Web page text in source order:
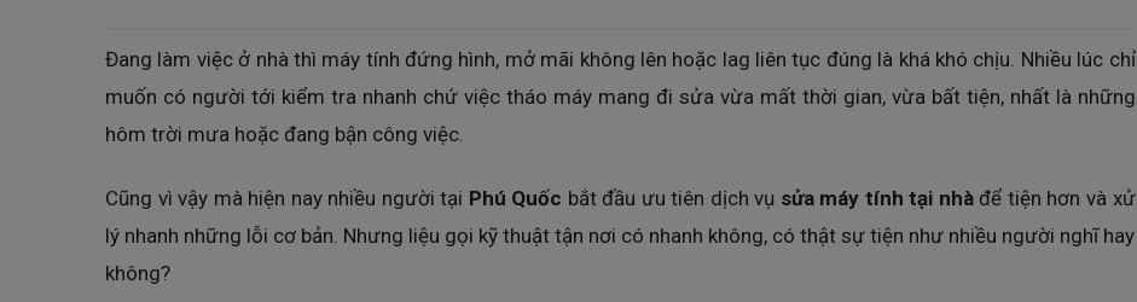
Đang làm việc ở nhà thì máy tính đứng hình, mở mãi không lên hoặc lag liên tục đúng là khá khó chịu. Nhiều lúc chỉ
muốn có người tới kiểm tra nhanh chứ việc tháo máy mang đi sửa vừa mất thời gian, vừa bất tiện, nhất là những
hôm trời mưa hoặc đang bận công việc.
Cũng vì vậy mà hiện nay nhiều người tại Phú Quốc bắt đầu ưu tiên dịch vụ sửa máy tính tại nhàđể tiện hơn và xử
lý nhanh những lỗi cơ bản. Nhưng liệu gọi kỹ thuật tận nơi có nhanh không, có thật sự tiện như nhiều người nghĩ hay
không?